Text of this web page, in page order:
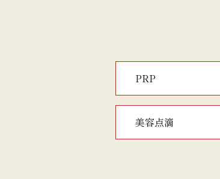
PRP
美容点滴